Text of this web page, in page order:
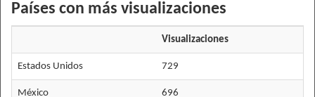
Países con más visualizaciones
Visualizaciones
Estados Unidos 729
México 696